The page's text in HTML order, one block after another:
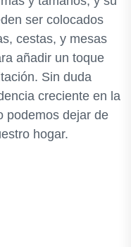
ser colocados
cestas, y mesas
añadir un toque
Sin duda
creciente en la
podemos dejar de
hogar.